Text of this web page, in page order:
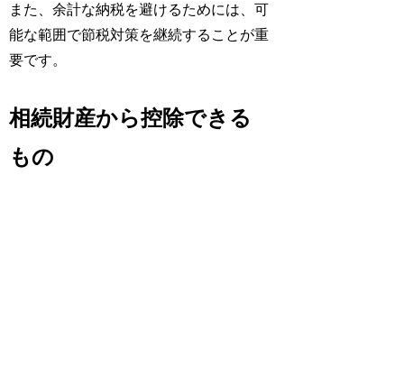
また、余計な納税を避けるためには、可
能な範囲で節税対策を継続することが重
要です。
相続財産から控除できる
もの